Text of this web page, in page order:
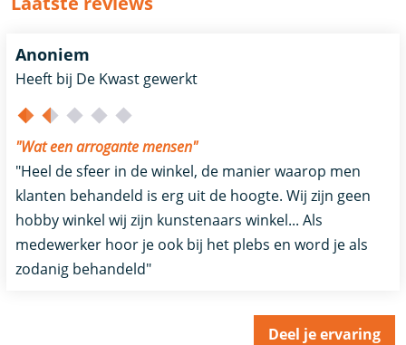
Anoniem
Heeft bij De Kwast gewerkt
"Wat een arrogante mensen"
"Heel de sfeer in de winkel, de manier waarop men
klanten behandeld is erg uit de hoogte. Wij zijn geen
hobby winkel wij zijn kunstenaars winkel... Als
medewerker hoor je ook bij het plebs en word je als
zodanig behandeld"
Deel je ervaring